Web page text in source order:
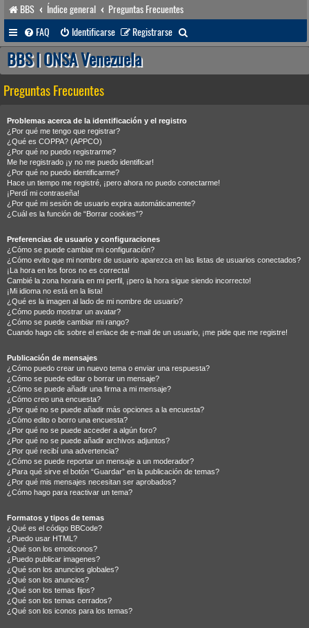
BBS Índice general
Preguntas Frecuentes
FAQ
Identificarse Registrarse
u
BBS | ONSA Venezuela
Preguntas Frecuentes
Problemas acerca de la identificación y el registro
¿Por qué me tengo que registrar?
¿Qué es COPPA? (APPCO)
¿Por qué no puedo registrarme?
Me he registrado ¡y no me puedo identificar!
¿Por qué no puedo identificarme?
Hace un tiempo me registré, ¡pero ahora no puedo conectarme!
¡Perdí mi contraseña!
¿Por qué mi sesión de usuario expira automáticamente?
¿Cuál es la función de “Borrar cookies”?
Preferencias de usuario y configuraciones
¿Cómo se puede cambiar mi configuración?
¿Cómo evito que mi nombre de usuario aparezca en las listas de usuarios conectados?
¡La hora en los foros no es correcta!
Cambié la zona horaria en mi perfil, ¡pero la hora sigue siendo incorrecto!
¡Mi idioma no está en la lista!
¿Qué es la imagen al lado de mi nombre de usuario?
¿Cómo puedo mostrar un avatar?
¿Cómo se puede cambiar mi rango?
Cuando hago clic sobre el enlace de e-mail de un usuario, ¡me pide que me registre!
Publicación de mensajes
¿Cómo puedo crear un nuevo tema o enviar una respuesta?
¿Cómo se puede editar o borrar un mensaje?
¿Cómo se puede añadir una firma a mi mensaje?
¿Cómo creo una encuesta?
¿Por qué no se puede añadir más opciones a la encuesta?
¿Cómo edito o borro una encuesta?
¿Por qué no se puede acceder a algún foro?
¿Por qué no se puede añadir archivos adjuntos?
¿Por qué recibí una advertencia?
¿Cómo se puede reportar un mensaje a un moderador?
¿Para qué sirve el botón “Guardar” en la publicación de temas?
¿Por qué mis mensajes necesitan ser aprobados?
¿Cómo hago para reactivar un tema?
Formatos y tipos de temas
¿Qué es el código BBCode?
¿Puedo usar HTML?
¿Qué son los emoticonos?
¿Puedo publicar imagenes?
¿Qué son los anuncios globales?
¿Qué son los anuncios?
¿Qué son los temas fijos?
¿Qué son los temas cerrados?
¿Qué son los iconos para los temas?